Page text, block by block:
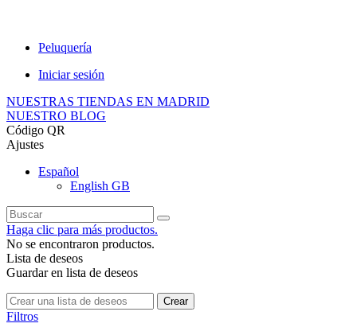
Peluquería
Iniciar sesión
NUESTRAS TIENDAS EN MADRID
NUESTRO BLOG
Código QR
Ajustes
Español
English GB
Haga clic para más productos.
No se encontraron productos.
Lista de deseos
Guardar en lista de deseos
Crear
Filtros